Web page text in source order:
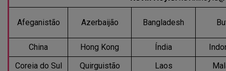
Afeganistão Azerbaijão Bangladesh
China Hong Kong Índia
Coreia do Sul
Quirguistão Laos